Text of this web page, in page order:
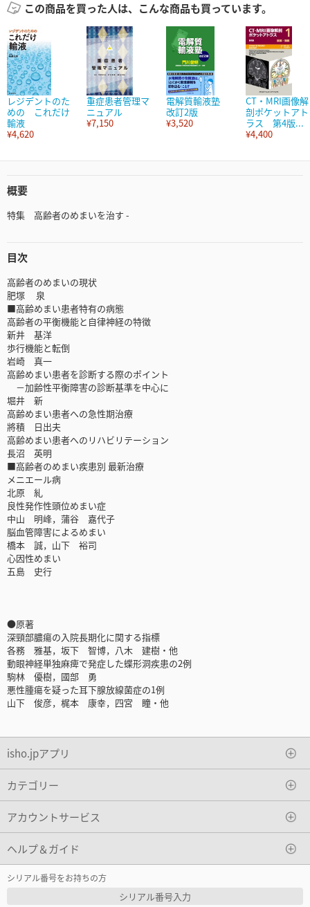
この商品を買った人は、こんな商品も買っています。
レジデントのた
めの これだけ
輸液
¥4,620
重症患者管理マ
ニュアル
¥7,150
電解質輸液塾
改訂2版
¥3,520
CT・MRI画像解
剖ポケットアト
ラス 第4版...
¥4,400
概要
特集 高齢者のめまいを治す -
目次
高齢者のめまいの現状
肥塚 泉
■高齢めまい患者特有の病態
高齢者の平衡機能と自律神経の特徴
新井 基洋
歩行機能と転倒
岩崎 真一
高齢めまい患者を診断する際のポイント
－加齢性平衡障害の診断基準を中心に
堀井 新
高齢めまい患者への急性期治療
將積 日出夫
高齢めまい患者へのリハビリテーション
長沼 英明
■高齢者のめまい疾患別 最新治療
メニエール病
北原 糺
良性発作性頭位めまい症
中山 明峰，蒲谷 嘉代子
脳血管障害によるめまい
橋本 誠，山下 裕司
心因性めまい
五島 史行
●原著
深頸部膿瘍の入院長期化に関する指標
各務 雅基，坂下 智博，八木 建樹・他
動眼神経単独麻痺で発症した蝶形洞疾患の2例
駒林 優樹，國部 勇
悪性腫瘍を疑った耳下腺放線菌症の1例
山下 俊彦，梶本 康幸，四宮 瞳・他
isho.jpアプリ
カテゴリー
アカウントサービス
ヘルプ＆ガイド
シリアル番号をお持ちの方
シリアル番号入力